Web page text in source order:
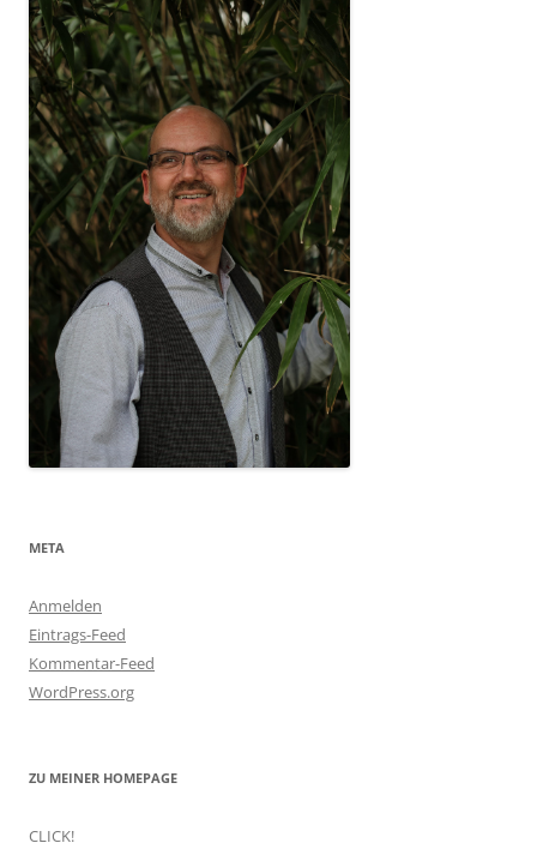
META
Anmelden
Eintrags-Feed
Kommentar-Feed
WordPress.org
ZU MEINER HOMEPAGE
CLICK!